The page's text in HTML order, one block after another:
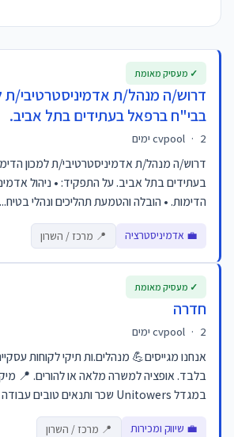
דרוש/ה מנהל/ת אדמיניסטרטיבי/ת
בבי"ח ברפאל בעתידים בתל אביב.
cvpool · 2 ימים
דרוש/ה מנהל/ת אדמיניסטרטיבי/ת למכון
בעתידים בתל אביב. על התפקיד: • ניהול
הדימות. • הובלה והטמעת תהליכים ונהלי בטיח...
💼 אדמיניסטרציה 📍 מרכז / השרון
✓ מעסיק מאומת
חדרה
cvpool · 2 ימים
אנחנו מגייסים💪 מנהלים.ות תיקי לקוחות
בלבד. אופציה למשרה מלאה או להורים. 📍
במגדל Unitowers שכר ותנאים טובים עבודה לט...
💼 שיווק ומכירות 📍 מרכז / השרון
✓ מעסיק מאומת